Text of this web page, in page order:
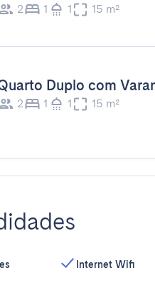
2 1 1 15 m²
Duplo com
2 1 1 15 m²
Internet Wifi